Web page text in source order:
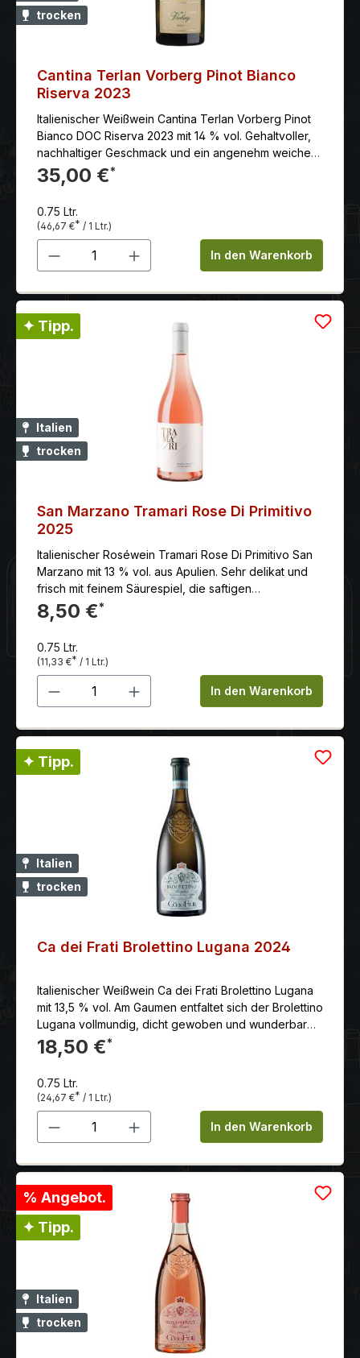
trocken
Cantina Terlan Vorberg Pinot Bianco
Riserva 2023
Italienischer Weißwein Cantina Terlan Vorberg Pinot
Bianco DOC Riserva 2023 mit 14 % vol. Gehaltvoller,
nachhaltiger Geschmack und ein angenehm weiches
Säurespiel.
35,00 €*
0.75 Ltr.
(46,67 €* / 1 Ltr.)
Produkt Anzahl: Gib denIn den Warenkorb
✦ Tipp.
Italien
trocken
San Marzano Tramari Rose Di Primitivo
2025
Italienischer Roséwein Tramari Rose Di Primitivo San
Marzano mit 13 % vol. aus Apulien. Sehr delikat und
frisch mit feinem Säurespiel, die saftigen
Beerenaromen des Primitivo erfreuen den Gaumen
mit einem zart kräutrigen und würzigen Note, duftig,
8,50 €*
0.75 Ltr.
(11,33 €* / 1 Ltr.)
Produkt Anzahl: Gib denIn den Warenkorb
✦ Tipp.
Italien
trocken
Ca dei Frati Brolettino Lugana 2024
Italienischer Weißwein Ca dei Frati Brolettino Lugana
mit 13,5 % vol. Am Gaumen entfaltet sich der Brolettino
Lugana vollmundig, dicht gewoben und wunderbar
wärmend. Seine Frucht ist mit einer angenehmen,
mineralischen Säure durchzogen.
18,50 €*
0.75 Ltr.
(24,67 €* / 1 Ltr.)
Produkt Anzahl: Gib denIn den Warenkorb
% Angebot.
✦ Tipp.
Italien
trocken